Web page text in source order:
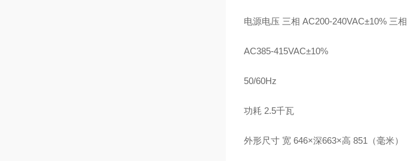
电源电压 三相 AC200-240VAC±10% 三相
AC385-415VAC±10%
50/60Hz
功耗 2.5千瓦
外形尺寸 宽 646×深663×高 851（毫米）